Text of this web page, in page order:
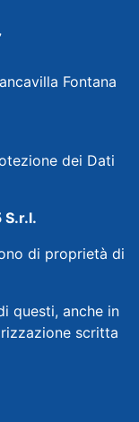
Fontana
dei Dati
di proprietà di
questi, anche in
scritta